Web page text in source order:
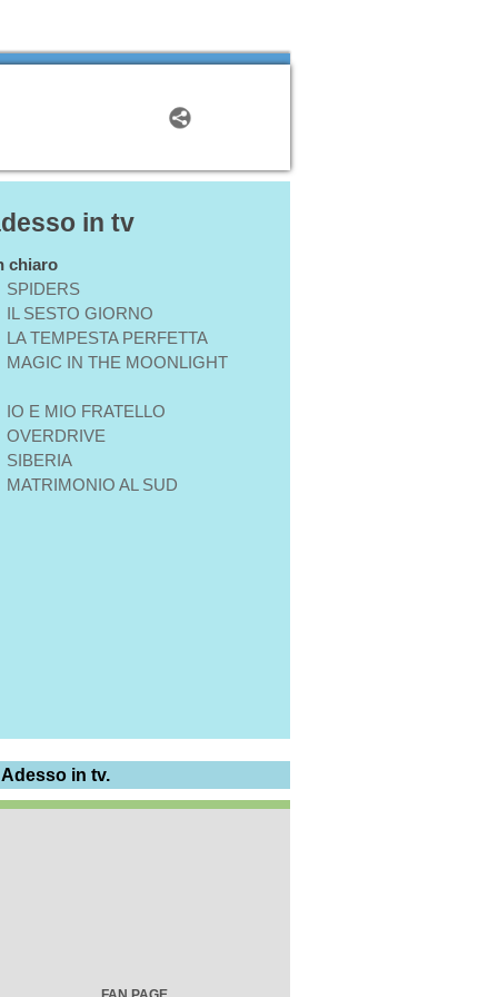
in tv
chiaro
SPIDERS
IL SESTO GIORNO
LA TEMPESTA PERFETTA
MAGIC IN THE MOONLIGHT
IO E MIO FRATELLO
OVERDRIVE
SIBERIA
MATRIMONIO AL SUD
in tv.